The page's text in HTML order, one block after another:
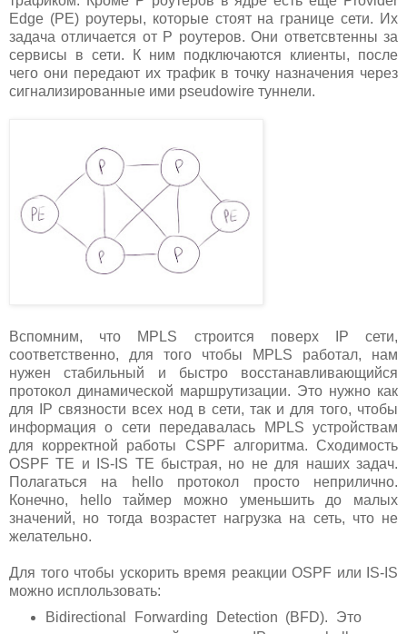
Edge (PE) роутеры, которые стоят на границе сети. Их
задача отличается от P роутеров. Они ответсвтенны за
сервисы в сети. К ним подключаются клиенты, после
чего они передают их трафик в точку назначения через
сигнализированные ими pseudowire туннели.
Вспомним, что MPLS строится поверх IP сети,
соответственно, для того чтобы MPLS работал, нам
нужен стабильный и быстро восстанавливающийся
протокол динамической маршрутизации. Это нужно как
для IP связности всех нод в сети, так и для того, чтобы
информация о сети передавалась MPLS устройствам
для корректной работы CSPF алгоритма. Сходимость
OSPF TE и IS-IS TE быстрая, но не для наших задач.
Полагаться на hello протокол просто неприлично.
Конечно, hello таймер можно уменьшить до малых
значений, но тогда возрастет нагрузка на сеть, что не
желательно.
Для того чтобы ускорить время реакции OSPF или IS-IS
можно исплользовать:
Bidirectional Forwarding Detection (BFD). Это